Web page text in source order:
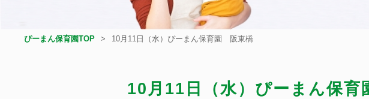
ぴーまん保育園TOP 10月11日（水）ぴーまん保育園 阪東橋
10月11日（水）ぴーまん保